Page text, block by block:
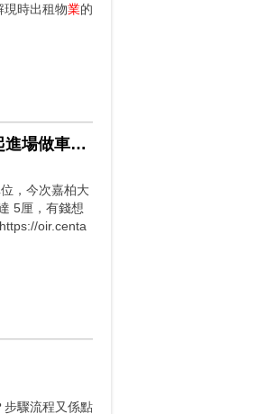
現時出租物業的
筍盤推介 嘉柏大廈停車場 銅鑼灣有錢都冇得泊車？ 直擊核心地段：100萬起進場做車位
，今次嘉柏大
5厘，有錢想
oir.centa
步驟流程又係點